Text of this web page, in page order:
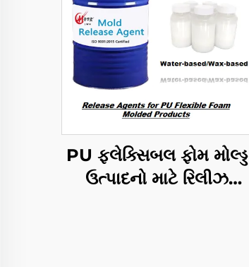
PU ફ્લેક્સિબલ ફોમ મોલ્ડ્ડ
ઉત્પાદનો માટે રિલીઝ